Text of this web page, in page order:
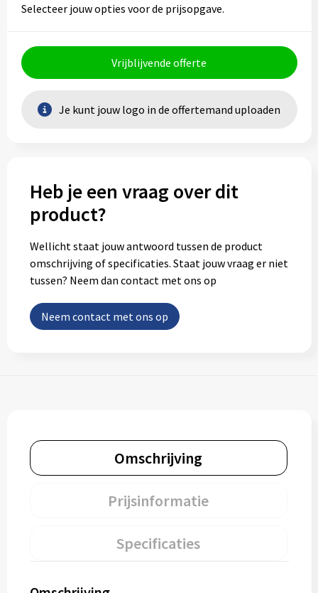
Selecteer jouw opties voor de prijsopgave.
Vrijblijvende offerte
Je kunt jouw logo in de offertemand uploaden
Heb je een vraag over dit
product?
Wellicht staat jouw antwoord tussen de product
omschrijving of specificaties. Staat jouw vraag er niet
tussen? Neem dan contact met ons op
Neem contact met ons op
Omschrijving
Prijsinformatie
Specificaties